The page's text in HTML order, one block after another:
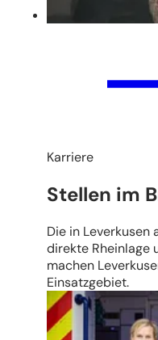
Karriere
Stellen im
Die in Leverkusen
direkte Rheinlage
machen
Einsatzgebiet.